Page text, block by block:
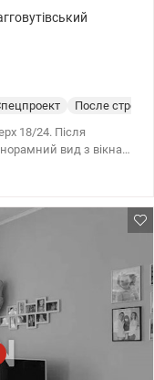
После
18/24. Після
вид з вікна.
і Пані та інші. За
тролейбусів,
на авто
метро –
Оформлено
10 80